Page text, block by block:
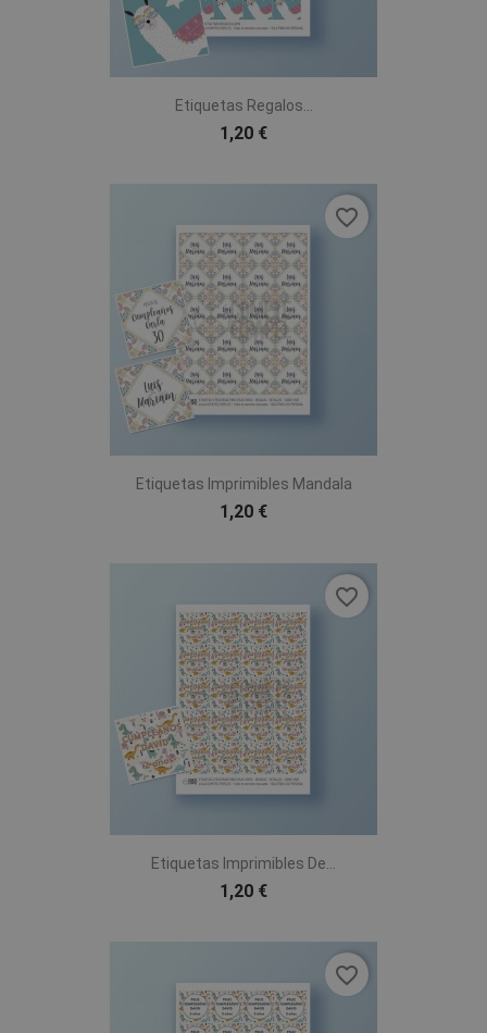
Etiquetas Regalos...
1,20 €
Etiquetas Imprimibles Mandala
1,20 €
favorite_border
Etiquetas Imprimibles De...
1,20 €
favorite_border
favorite_border